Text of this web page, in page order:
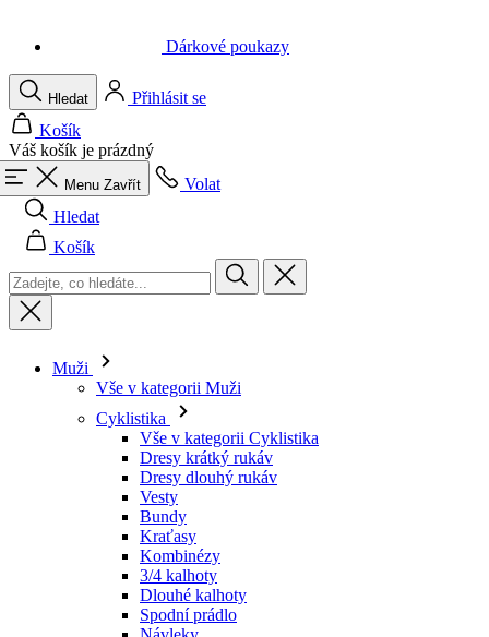
Váš košík je prázdný
Menu Zavřít
Volat
Hledat
Košík
Muži
Vše v kategorii Muži
Dresy dlouhý rukáv
Vesty
Bundy
Kraťasy
Kombinézy
3/4 kalhoty
Dlouhé kalhoty
Spodní prádlo
Návleky
Čepice
Rukavice
Ponožky
Doplňky